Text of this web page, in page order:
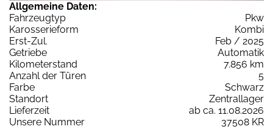
Allgemeine Daten:
Fahrzeugtyp
Pkw
Karosserieform
Kombi
Erst-Zul.
Feb / 2025
Getriebe
Automatik
Kilometerstand
7.856 km
Anzahl der Türen
5
Farbe
Schwarz
Standort
Zentrallager
Lieferzeit
ab ca. 11.08.2026
Unsere Nummer
37508 KR